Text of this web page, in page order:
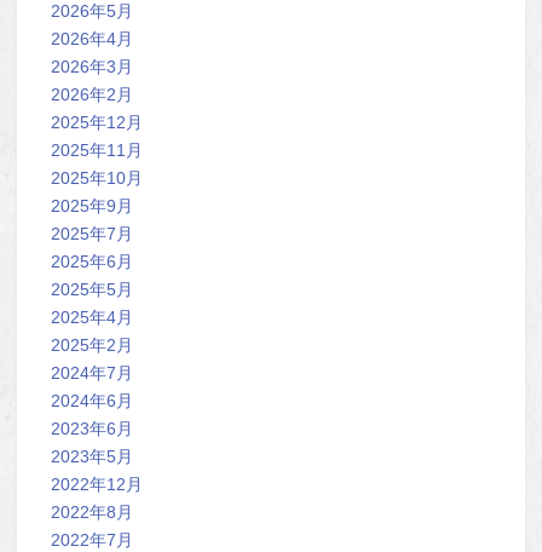
2026年5月
2026年4月
2026年3月
2026年2月
2025年12月
2025年11月
2025年10月
2025年9月
2025年7月
2025年6月
2025年5月
2025年4月
2025年2月
2024年7月
2024年6月
2023年6月
2023年5月
2022年12月
2022年8月
2022年7月